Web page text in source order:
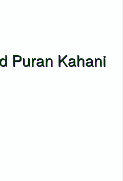
Puran Kahani